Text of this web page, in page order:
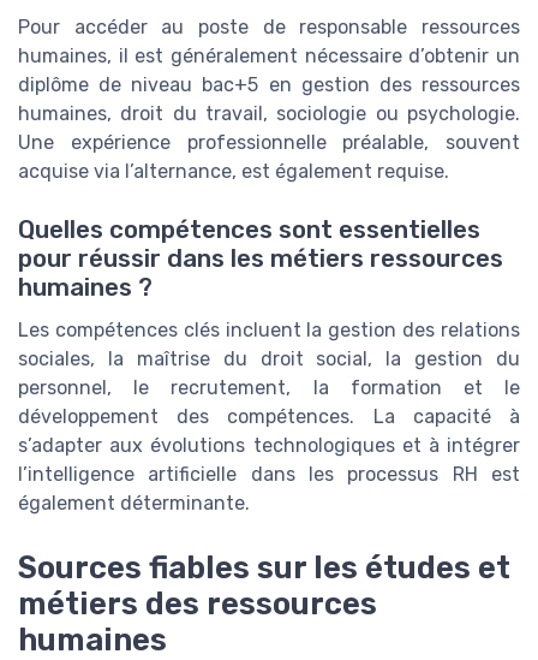
Pour accéder au poste de responsable ressources
humaines, il est généralement nécessaire d’obtenir un
diplôme de niveau bac+5 en gestion des ressources
humaines, droit du travail, sociologie ou psychologie.
Une expérience professionnelle préalable, souvent
acquise via l’alternance, est également requise.
Quelles compétences sont essentielles
pour réussir dans les métiers ressources
humaines ?
Les compétences clés incluent la gestion des relations
sociales, la maîtrise du droit social, la gestion du
personnel, le recrutement, la formation et le
développement des compétences. La capacité à
s’adapter aux évolutions technologiques et à intégrer
l’intelligence artificielle dans les processus RH est
également déterminante.
Sources fiables sur les études et
métiers des ressources
humaines